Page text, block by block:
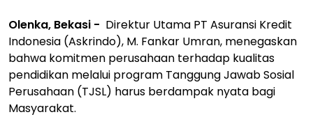
Olenka, Bekasi - Direktur Utama PT Asuransi Kredit
Indonesia (Askrindo), M. Fankar Umran, menegaskan
bahwa komitmen perusahaan terhadap kualitas
pendidikan melalui program Tanggung Jawab Sosial
Perusahaan (TJSL) harus berdampak nyata bagi
Masyarakat.